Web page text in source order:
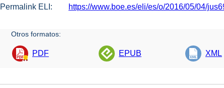
Permalink ELI:
https://www.boe.es/eli/es/o/2016/05/04/
Otros formatos:
PDF EPUB XML